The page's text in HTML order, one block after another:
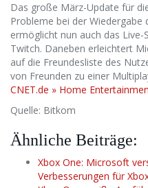
Das große März-Update für
Probleme bei der Wiedergabe
ermöglicht nun auch das Live-
Twitch. Daneben erleichtert
auf die Freundesliste des
von Freunden zu einer
CNET.de » Home
Quelle: Bitkom
Ähnliche Beiträge:
Xbox One: Microsoft
Verbesserungen für